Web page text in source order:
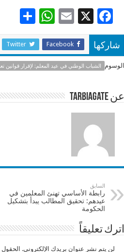
F
ac
e
b
o
k
X
E
ai
l
W
at
sA
p
ar
e
شاركها Facebook
Twitter
الوسوم الشباب الوطني في عيد المعلم: لإقرار قوانين
عن tarbiagate
السابق
رابطة الأساسي تهنئ المعلمين في
عيدهم: تحقيق المطالب يبدأ بتشكيل
الحكومة
اترك تعليقاً
لن يتم نشر عنوان بريدك الإلكتروني. الحقول